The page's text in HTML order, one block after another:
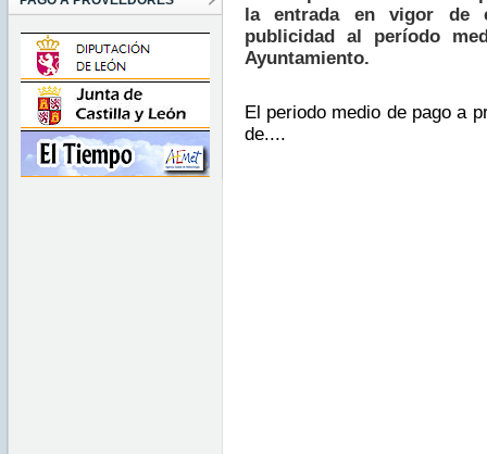
la entrada en vigor de
publicidad al período
Ayuntamiento.
El periodo medio de pago a
de....